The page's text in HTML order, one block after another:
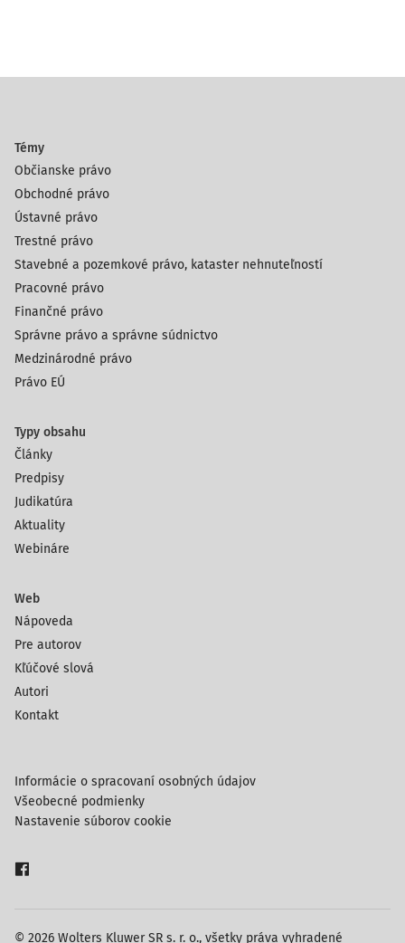
Témy
Občianske právo
Obchodné právo
Ústavné právo
Trestné právo
Stavebné a pozemkové právo, kataster nehnuteľností
Pracovné právo
Finančné právo
Správne právo a správne súdnictvo
Medzinárodné právo
Právo EÚ
Typy obsahu
Články
Predpisy
Judikatúra
Aktuality
Webináre
Web
Nápoveda
Pre autorov
Kľúčové slová
Autori
Kontakt
© 2026 Wolters Kluwer SR s. r. o., všetky práva vyhradené
Informácie o spracovaní osobných údajov
Všeobecné podmienky
Nastavenie súborov cookie